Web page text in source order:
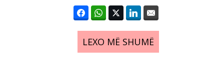
LEXO MË SHUMË